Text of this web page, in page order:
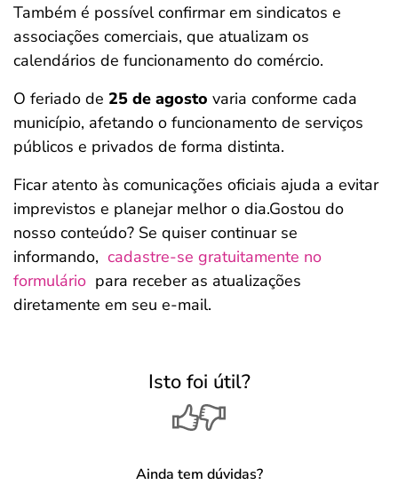
Também é possível confirmar em sindicatos e
associações comerciais, que atualizam os
calendários de funcionamento do comércio.
O feriado de 25 de agosto varia conforme cada
município, afetando o funcionamento de serviços
públicos e privados de forma distinta.
Ficar atento às comunicações oficiais ajuda a evitar
imprevistos e planejar melhor o dia.Gostou do
nosso conteúdo? Se quiser continuar se
informando, cadastre-se gratuitamente no
formulário para receber as atualizações
diretamente em seu e-mail.
Isto foi útil?
Ainda tem dúvidas?